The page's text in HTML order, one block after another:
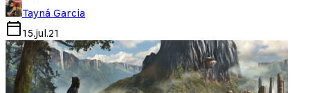
Tayná Garcia
15.jul.21